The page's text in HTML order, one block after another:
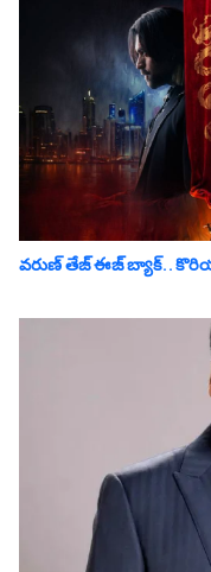
వరుణ్ తేజ్ ఈజ్ బ్యాక్‌..